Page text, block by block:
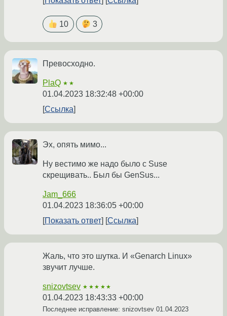
10 3
Превосходно.
PlaQ ★★
01.04.2023 18:32:48 +00:00
Ссылка
Эх, опять мимо...
Ну вестимо же надо было с Suse
скрещивать.. Был бы GenSus...
Jam_666
01.04.2023 18:36:05 +00:00
Показать ответ
Ссылка
Жаль, что это шутка. И «Genarch Linux»
звучит лучше.
snizovtsev ★★★★★
01.04.2023 18:43:33 +00:00
Последнее исправление: snizovtsev 01.04.2023